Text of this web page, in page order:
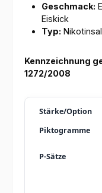
Geschmack:
Eiskick
Typ:
Kennzeichnung
1272/2008